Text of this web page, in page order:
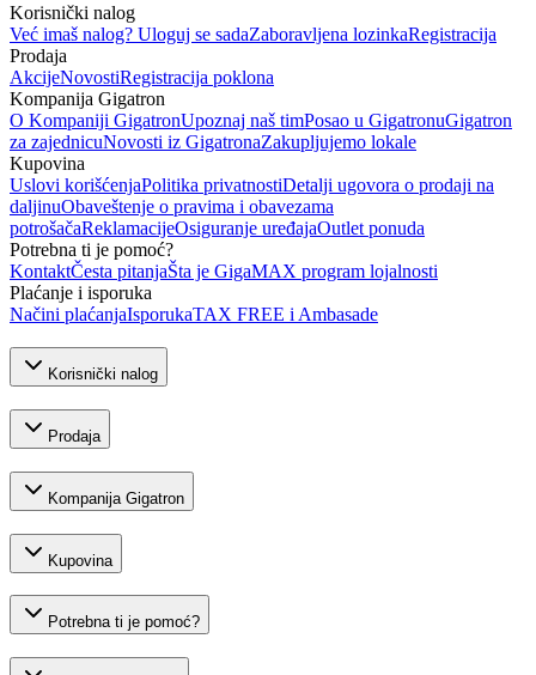
Korisnički nalog
Već imaš nalog? Uloguj se sadaZaboravljena lozinkaRegistracija
Prodaja
AkcijeNovostiRegistracija poklona
Kompanija Gigatron
O Kompaniji GigatronUpoznaj naš timPosao u GigatronuGigatron
za zajednicuNovosti iz GigatronaZakupljujemo lokale
Kupovina
Uslovi korišćenjaPolitika privatnostiDetalji ugovora o prodaji na
daljinuObaveštenje o pravima i obavezama
potrošačaReklamacijeOsiguranje uređajaOutlet ponuda
Potrebna ti je pomoć?
KontaktČesta pitanjaŠta je GigaMAX program lojalnosti
Plaćanje i isporuka
Načini plaćanjaIsporukaTAX FREE i Ambasade
Korisnički nalog
Prodaja
Kompanija Gigatron
Kupovina
Potrebna ti je pomoć?